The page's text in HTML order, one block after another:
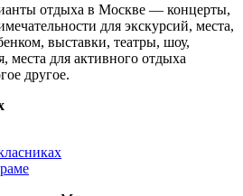
отдыха в Москве — концерты,
для экскурсий, места,
выставки, театры, шоу,
места для активного отдыха
другое.